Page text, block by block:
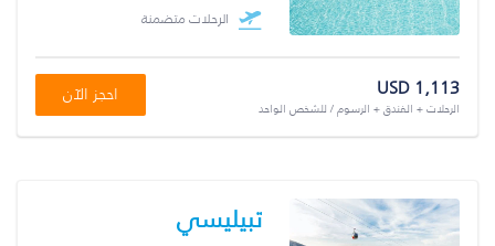
الرحلات متضمنة
USD 1,113
الرحلات + الفندق + الرسوم / للشخص الواحد
احجز الآن
تبيليسي